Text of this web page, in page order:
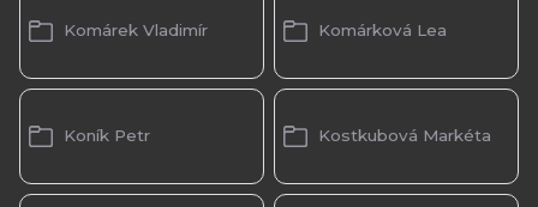
Komárek Vladimír Komárková Lea
Koník Petr Kostkubová Markéta